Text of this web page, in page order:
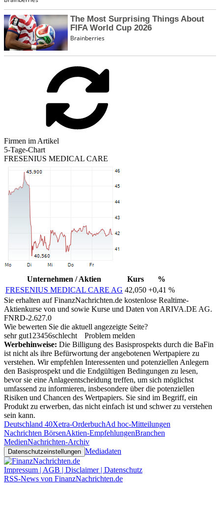
Firmen im Artikel
5-Tage-Chart
FRESENIUS MEDICAL CARE
Unternehmen / Aktien Kurs
%
FRESENIUS MEDICAL CARE AG 42,050 +0,41 %
Sie erhalten auf FinanzNachrichten.de kostenlose Realtime-
Aktienkurse von und sowie Kurse und Daten von ARIVA.DE AG.
FNRD-2.627.0
Wie bewerten Sie die aktuell angezeigte Seite?
sehr gut1 23456schlecht
Problem melden
Werbehinweise: Die Billigung des Basisprospekts durch die BaFin
ist nicht als ihre Befürwortung der angebotenen Wertpapiere zu
verstehen. Wir empfehlen Interessenten und potenziellen Anlegern
den Basisprospekt und die Endgültigen Bedingungen zu lesen,
bevor sie eine Anlageentscheidung treffen, um sich möglichst
umfassend zu informieren, insbesondere über die potenziellen
Risiken und Chancen des Wertpapiers. Sie sind im Begriff, ein
Produkt zu erwerben, das nicht einfach ist und schwer zu verstehen
sein kann.
Deutschland 40Xetra-OrderbuchAd hoc-Mitteilungen
Nachrichten BörsenAktien-EmpfehlungenBranchen
MedienNachrichten-Archiv
Datenschutzeinstellungen Mediadaten
Impressum | AGB | Disclaimer | Datenschutz
RSS-News von FinanzNachrichten.de